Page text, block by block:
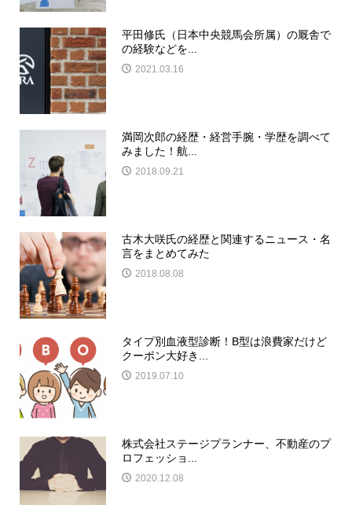
平田修氏（日本中央競馬会所属）の厩舎で
の経験などを...
2021.03.16
満岡次郎の経歴・経営手腕・学歴を調べて
みました！航...
2018.09.21
古木大咲氏の経歴と関連するニュース・名
言をまとめてみた
2018.08.08
タイプ別血液型診断！B型は浪費家だけど
クーポン大好き...
2019.07.10
株式会社ステージプランナー、不動産のプ
ロフェッショ...
2020.12.08